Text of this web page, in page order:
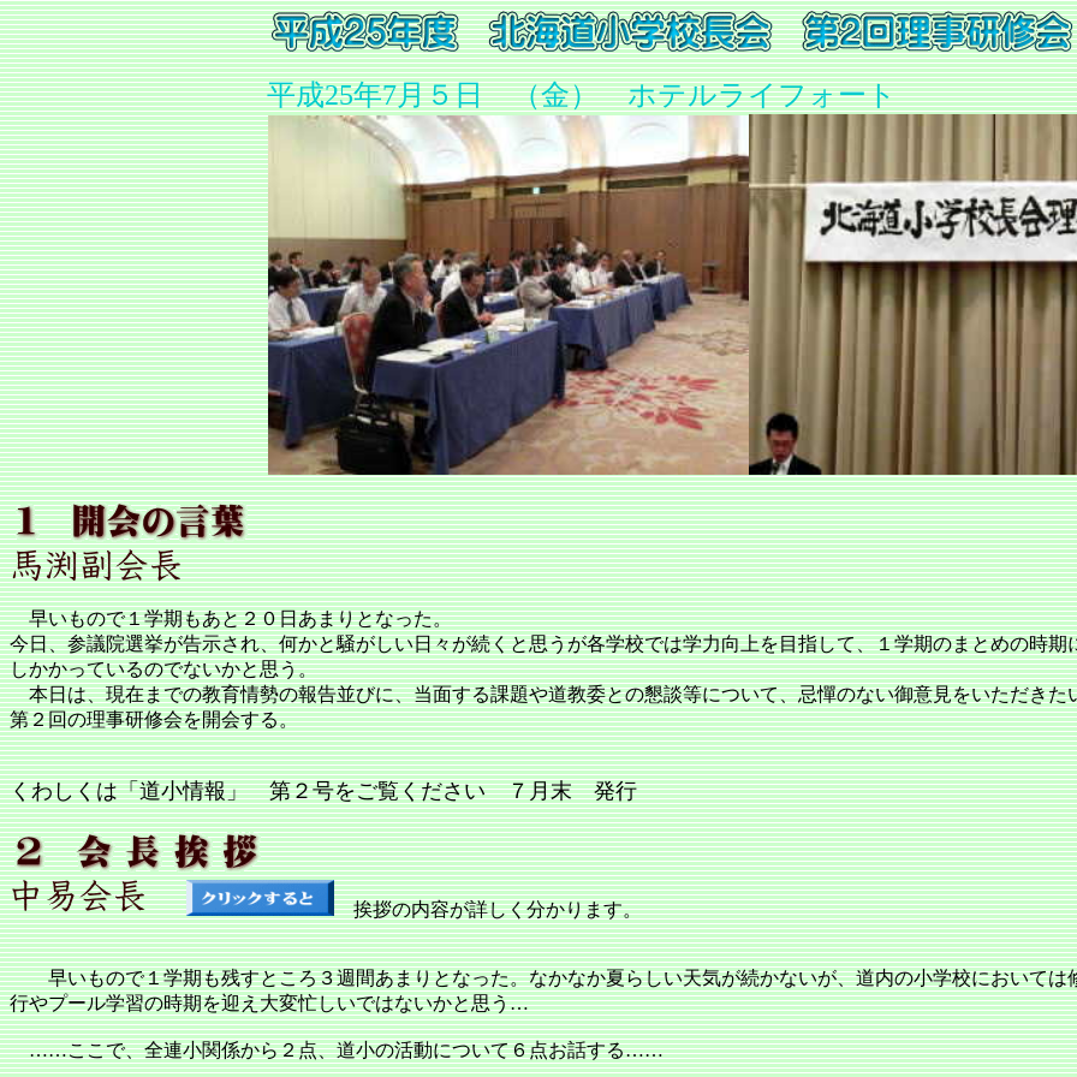
平成25年7月５日 （金） ホテルライフォート
早いもので１学期もあと２０日あまりとなった。
今日、参議院選挙が告示され、何かと騒がしい日々が続くと思うが各学校では学力向上を目指して、１学期のまとめの時期
しかかっているのでないかと思う。
本日は、現在までの教育情勢の報告並びに、当面する課題や道教委との懇談等について、忌憚のない御意見をいただきた
第２回の理事研修会を開会する。
くわしくは「道小情報」 第２号をご覧ください ７月末 発行
挨拶の内容が詳しく分かります。
早いもので１学期も残すところ３週間あまりとなった。なかなか夏らしい天気が続かないが、道内の小学校においては
行やプール学習の時期を迎え大変忙しいではないかと思う…
……ここで、全連小関係から２点、道小の活動について６点お話する……